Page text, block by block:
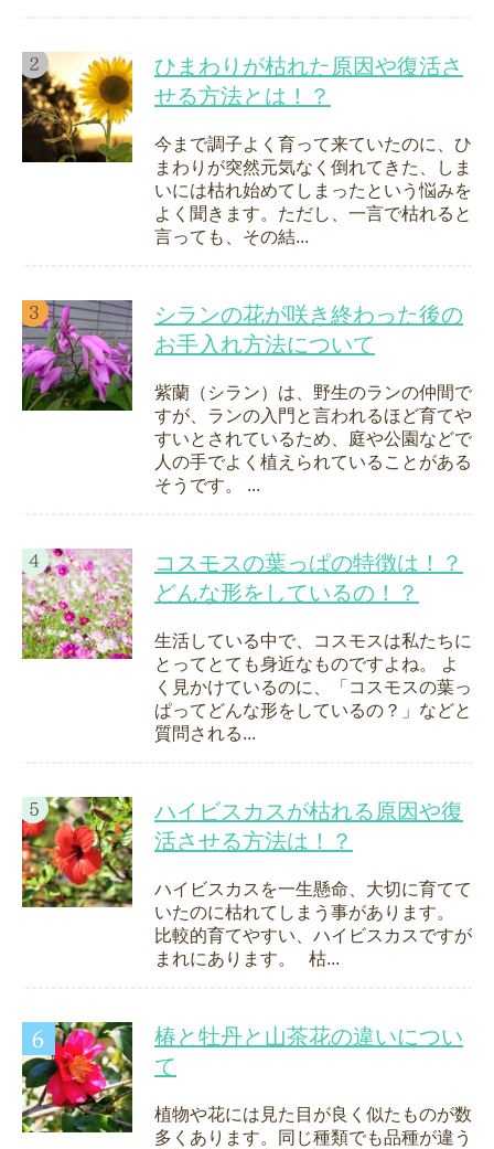
ひまわりが枯れた原因や復活さ
せる方法とは！？
今まで調子よく育って来ていたのに、ひ
まわりが突然元気なく倒れてきた、しま
いには枯れ始めてしまったという悩みを
よく聞きます。ただし、一言で枯れると
言っても、その結...
シランの花が咲き終わった後の
お手入れ方法について
紫蘭（シラン）は、野生のランの仲間で
すが、ランの入門と言われるほど育てや
すいとされているため、庭や公園などで
人の手でよく植えられていることがある
そうです。 ...
コスモスの葉っぱの特徴は！？
どんな形をしているの！？
生活している中で、コスモスは私たちに
とってとても身近なものですよね。 よ
く見かけているのに、「コスモスの葉っ
ぱってどんな形をしているの？」などと
質問される...
ハイビスカスが枯れる原因や復
活させる方法は！？
ハイビスカスを一生懸命、大切に育てて
いたのに枯れてしまう事があります。
比較的育てやすい、ハイビスカスですが
まれにあります。 枯...
椿と牡丹と山茶花の違いについ
て
植物や花には見た目が良く似たものが数
多くあります。同じ種類でも品種が違う